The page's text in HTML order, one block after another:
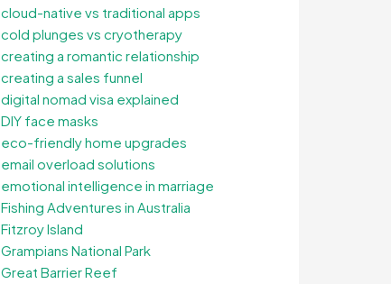
cloud-native vs traditional apps
cold plunges vs cryotherapy
creating a romantic relationship
creating a sales funnel
digital nomad visa explained
DIY face masks
eco-friendly home upgrades
email overload solutions
emotional intelligence in marriage
Fishing Adventures in Australia
Fitzroy Island
Grampians National Park
Great Barrier Reef